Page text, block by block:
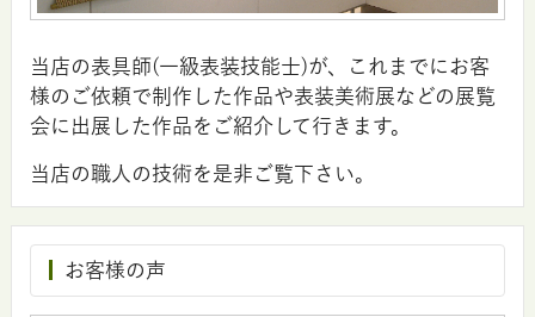
当店の表具師(一級表装技能士)が、これまでにお客
様のご依頼で制作した作品や表装美術展などの展覧
会に出展した作品をご紹介して行きます。
当店の職人の技術を是非ご覧下さい。
お客様の声